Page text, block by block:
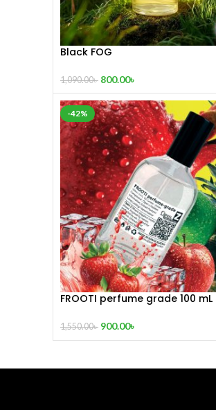
Black FOG
1,090.00৳ 800.00৳
-42%
FROOTI perfume grade 100 mL
1,550.00৳ 900.00৳